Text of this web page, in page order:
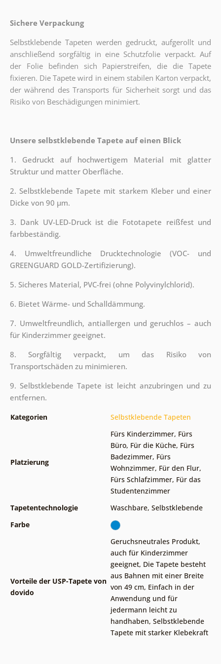
Sichere Verpackung
Selbstklebende Tapeten werden gedruckt, aufgerollt und
anschließend sorgfältig in eine Schutzfolie verpackt. Auf
der Folie befinden sich Papierstreifen, die die Tapete
fixieren. Die Tapete wird in einem stabilen Karton verpackt,
der während des Transports für Sicherheit sorgt und das
Risiko von Beschädigungen minimiert.
Unsere selbstklebende Tapete auf einen Blick
1. Gedruckt auf hochwertigem Material mit glatter
Struktur und matter Oberfläche.
2. Selbstklebende Tapete mit starkem Kleber und einer
Dicke von 90 µm.
3. Dank UV-LED-Druck ist die Fototapete reißfest und
farbbeständig.
4. Umweltfreundliche Drucktechnologie (VOC- und
GREENGUARD GOLD-Zertifizierung).
5. Sicheres Material, PVC-frei (ohne Polyvinylchlorid).
6. Bietet Wärme- und Schalldämmung.
7. Umweltfreundlich, antiallergen und geruchlos – auch
für Kinderzimmer geeignet.
8. Sorgfältig verpackt, um das Risiko von
Transportschäden zu minimieren.
9. Selbstklebende Tapete ist leicht anzubringen und zu
entfernen.
Kategorien Selbstklebende Tapeten
Platzierung
Fürs Kinderzimmer, Fürs
Büro, Für die Küche, Fürs
Badezimmer, Fürs
Wohnzimmer, Für den Flur,
Fürs Schlafzimmer, Für das
Studentenzimmer
Tapetentechnologie
Waschbare, Selbstklebende
Farbe
Vorteile der USP-Tapete von
dovido
Geruchsneutrales Produkt,
auch für Kinderzimmer
geeignet, Die Tapete besteht
aus Bahnen mit einer Breite
von 49 cm, Einfach in der
Anwendung und für
jedermann leicht zu
handhaben, Selbstklebende
Tapete mit starker Klebekraft